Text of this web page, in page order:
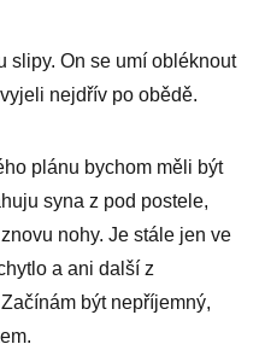
slipy. On se umí obléknout
nejdřív po obědě.
plánu bychom měli být
syna z pod postele,
nohy. Je stále jen ve
a ani další z
být nepříjemný,